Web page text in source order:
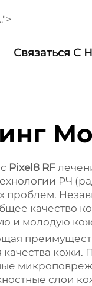
Связаться С
Pixel8 RF
РЧ
качество
и молодую
кожи.
слои